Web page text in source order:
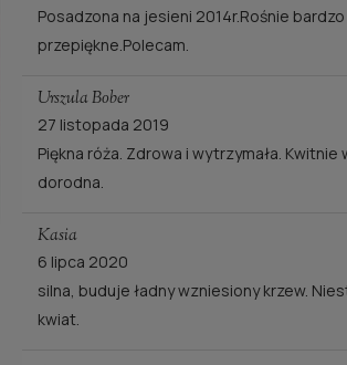
RÓŻA ROSARIUM
UETERSEN®
Posadzona na jesieni 2014r.Rośnie
przepiękne.Polecam.
Urszula Bober
27 listopada 2019
Piękna róża. Zdrowa i wytrzymała.
dorodna.
Kasia
6 lipca 2020
silna, buduje ładny wzniesiony krzew.
kwiat.